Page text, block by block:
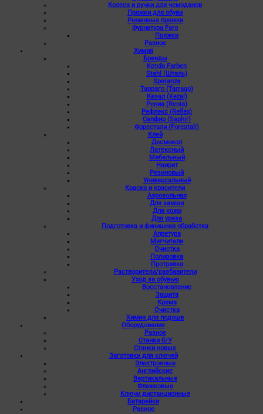
Колеса и ручки для чемоданов
Пряжки для обуви
Ременные пряжки
Фурнитура Faro
Пряжки
Разное
Химия
Бренды
Kenda Farben
Stahl (Шталь)
Speranza
Тарраго (Tarrago)
Кезал (Kezal)
Рениа (Renia)
Рефлекс (Reflex)
Сапфир (Saphir)
Форестали (Forestali)
Клей
Десмокол
Латексный
Мебельный
Наирит
Резиновый
Универсальный
Краска и красители
Аэрозольная
Для замши
Для кожи
Для уреза
Подготовка и финишная обработка
Апретура
Мягчители
Очистка
Полировка
Протравка
Растворители/разбавители
Уход за обувью
Восстановление
Защита
Крема
Очистка
Химия для подошв
Оборудование
Разное
Станки б/У
Станки новые
Заготовки для ключей
Электронные
Английские
Вертикальные
Флажковые
Ключи дистанционные
Батарейки
Разное